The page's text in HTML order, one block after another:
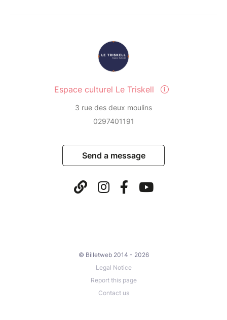
Espace culturel Le Triskell
3 rue des deux moulins
0297401191
Send a message
© Billetweb 2014 - 2026
Legal Notice
Report this page
Contact us